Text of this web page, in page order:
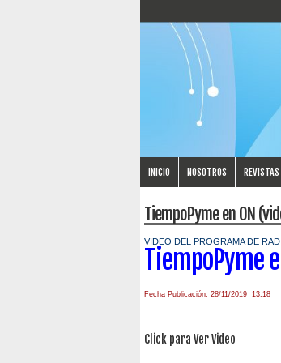
INICIO NOSOTROS
TiempoPyme en ON
VIDEO DEL PROGRAMA DE
TiempoPyme
Fecha Publicación: 28/11/2019 13:18
Click para Ver Video